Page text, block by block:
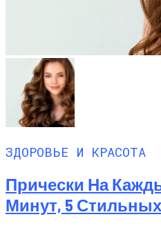
ЗДОРОВЬЕ И КРАСОТА
Прически На
Минут, 5